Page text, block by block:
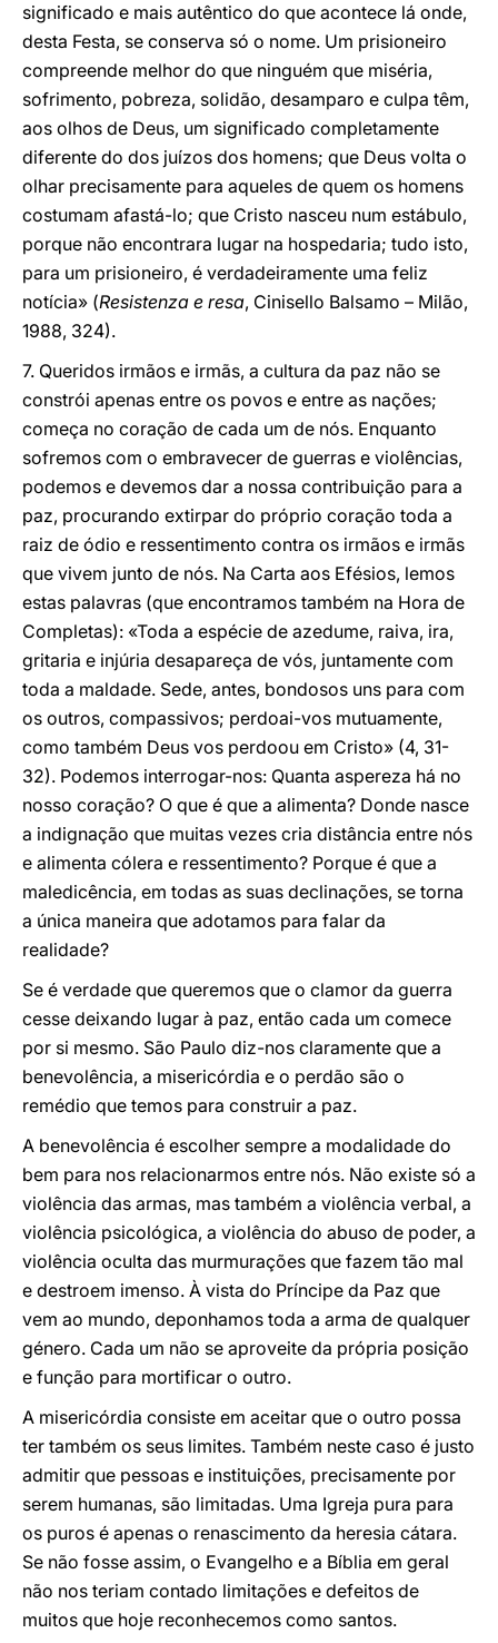
significado e mais autêntico do que acontece lá onde,
desta Festa, se conserva só o nome. Um prisioneiro
compreende melhor do que ninguém que miséria,
sofrimento, pobreza, solidão, desamparo e culpa têm,
aos olhos de Deus, um significado completamente
diferente do dos juízos dos homens; que Deus volta o
olhar precisamente para aqueles de quem os homens
costumam afastá-lo; que Cristo nasceu num estábulo,
porque não encontrara lugar na hospedaria; tudo isto,
para um prisioneiro, é verdadeiramente uma feliz
notícia» (Resistenza e resa, Cinisello Balsamo – Milão,
1988, 324).
7. Queridos irmãos e irmãs, a cultura da paz não se
constrói apenas entre os povos e entre as nações;
começa no coração de cada um de nós. Enquanto
sofremos com o embravecer de guerras e violências,
podemos e devemos dar a nossa contribuição para a
paz, procurando extirpar do próprio coração toda a
raiz de ódio e ressentimento contra os irmãos e irmãs
que vivem junto de nós. Na Carta aos Efésios, lemos
estas palavras (que encontramos também na Hora de
Completas): «Toda a espécie de azedume, raiva, ira,
gritaria e injúria desapareça de vós, juntamente com
toda a maldade. Sede, antes, bondosos uns para com
os outros, compassivos; perdoai-vos mutuamente,
como também Deus vos perdoou em Cristo» (4, 31-
32). Podemos interrogar-nos: Quanta aspereza há no
nosso coração? O que é que a alimenta? Donde nasce
a indignação que muitas vezes cria distância entre nós
e alimenta cólera e ressentimento? Porque é que a
maledicência, em todas as suas declinações, se torna
a única maneira que adotamos para falar da
realidade?
Se é verdade que queremos que o clamor da guerra
cesse deixando lugar à paz, então cada um comece
por si mesmo. São Paulo diz-nos claramente que a
benevolência, a misericórdia e o perdão são o
remédio que temos para construir a paz.
A benevolência é escolher sempre a modalidade do
bem para nos relacionarmos entre nós. Não existe só a
violência das armas, mas também a violência verbal, a
violência psicológica, a violência do abuso de poder, a
violência oculta das murmurações que fazem tão mal
e destroem imenso. À vista do Príncipe da Paz que
vem ao mundo, deponhamos toda a arma de qualquer
género. Cada um não se aproveite da própria posição
e função para mortificar o outro.
A misericórdia consiste em aceitar que o outro possa
ter também os seus limites. Também neste caso é justo
admitir que pessoas e instituições, precisamente por
serem humanas, são limitadas. Uma Igreja pura para
os puros é apenas o renascimento da heresia cátara.
Se não fosse assim, o Evangelho e a Bíblia em geral
não nos teriam contado limitações e defeitos de
muitos que hoje reconhecemos como santos.